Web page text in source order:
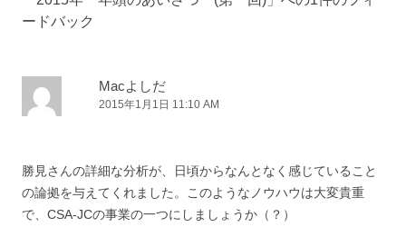
ードバック
Macよしだ
2015年1月1日 11:10 AM
勝見さんの詳細な分析が、日頃からなんとなく感じていること
の論拠を与えてくれました。このようなノウハウは大変貴重
で、CSA-JCの事業の一つにしましょうか（？）